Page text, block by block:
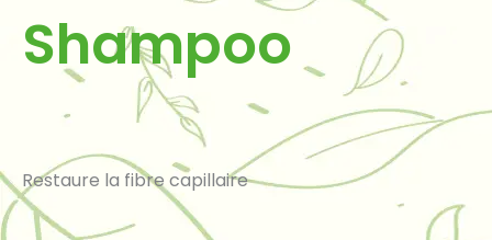
Shampoo
Restaure la fibre capillaire